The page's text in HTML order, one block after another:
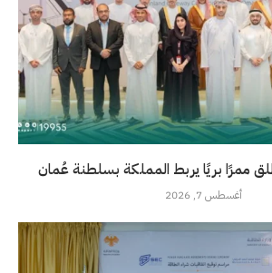
ممرًا بريًا يربط المملكة بسلطنة عُمان
أغسطس 7, 2026